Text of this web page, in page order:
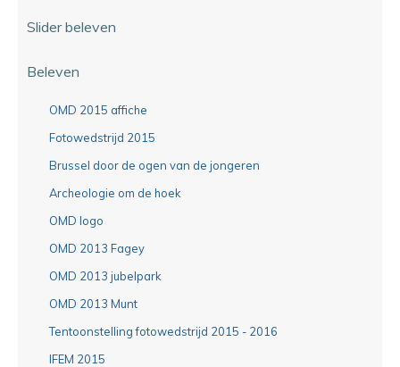
Slider beleven
Beleven
OMD 2015 affiche
Fotowedstrijd 2015
Brussel door de ogen van de jongeren
Archeologie om de hoek
OMD logo
OMD 2013 Fagey
OMD 2013 jubelpark
OMD 2013 Munt
Tentoonstelling fotowedstrijd 2015 - 2016
IFEM 2015